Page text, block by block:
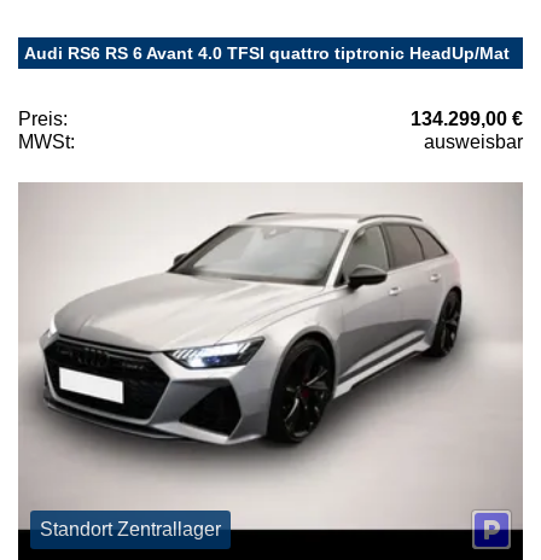
Audi RS6 RS 6 Avant 4.0 TFSI quattro tiptronic HeadUp/Mat
Preis:
134.299,00 €
MWSt:
ausweisbar
Standort Zentrallager